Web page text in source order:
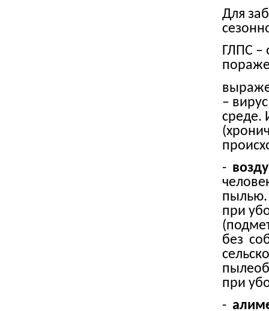
Для
ГЛПС –
–
среде.
-
при
без
при
-